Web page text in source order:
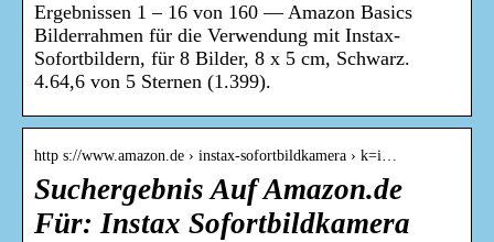
Ergebnissen 1 – 16 von 160 — Amazon Basics
Bilderrahmen für die Verwendung mit Instax-
Sofortbildern, für 8 Bilder, 8 x 5 cm, Schwarz.
4.64,6 von 5 Sternen (1.399).
http s://www.amazon.de › instax-sofortbildkamera › k=i…
Suchergebnis Auf Amazon.de
Für: Instax Sofortbildkamera